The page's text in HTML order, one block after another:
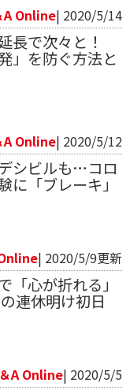
A Online| 2020/5/14
長で次々と！
」を防ぐ方法と
A Online| 2020/5/12
シビルも…コロ
に「ブレーキ」
| 2020/5/9更新
「心が折れる」
連休明け初日
A Online| 2020/5/5